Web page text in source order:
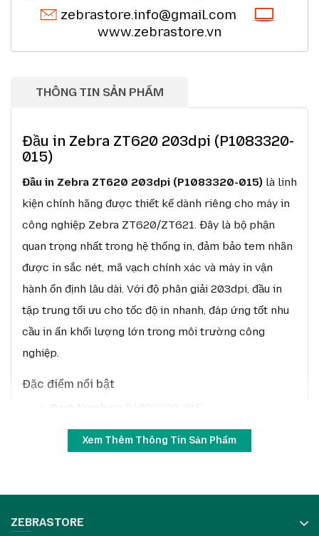
zebrastore.info@gmail.com
www.zebrastore.vn
THÔNG TIN SẢN PHẨM
Đầu in Zebra ZT620 203dpi (P1083320-
015)
Đầu in Zebra ZT620 203dpi (P1083320-015) là linh
kiện chính hãng được thiết kế dành riêng cho máy in
công nghiệp Zebra ZT620/ZT621. Đây là bộ phận
quan trọng nhất trong hệ thống in, đảm bảo tem nhãn
được in sắc nét, mã vạch chính xác và máy in vận
hành ổn định lâu dài. Với độ phân giải 203dpi, đầu in
tập trung tối ưu cho tốc độ in nhanh, đáp ứng tốt nhu
cầu in ấn khối lượng lớn trong môi trường công
nghiệp.
Đặc điểm nổi bật
Part Number:
Model:Printhead ZT620.
Tương thích với:Máy in Zebra ZT620 / ZT621
Độ phân giải:203dpi (8 chấm/mm) – cân bằng
Xem Thêm Thông Tin Sản Phẩm
ZEBRASTORE